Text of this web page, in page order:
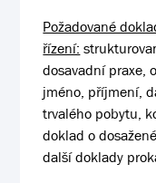
Požadované
řízení:
dosavadní praxe,
jméno, příjmení,
trvalého pobytu,
doklad o
další doklady